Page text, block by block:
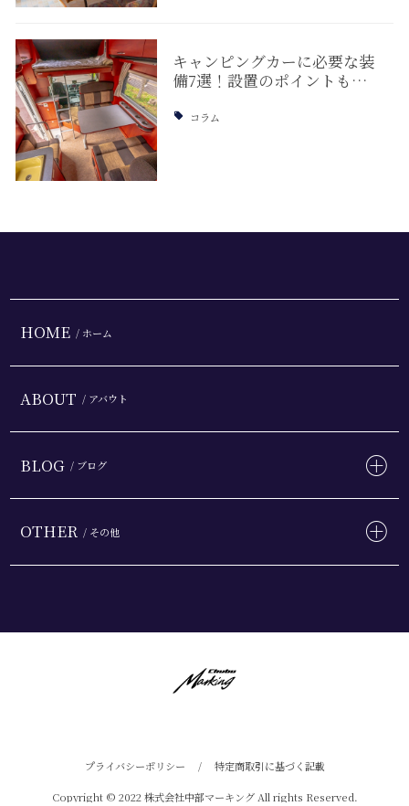
キャンピングカーに必要な装
備7選！設置のポイントも…
コラム
HOME / ホーム
ABOUT / アバウト
BLOG / ブログ
OTHER / その他
プライバシーポリシー / 特定商取引に基づく記載
Copyright © 2022 株式会社中部マーキング All rights Reserved.